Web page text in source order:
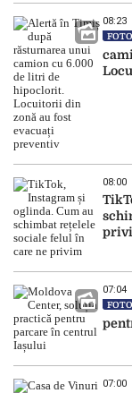
08:23
FOTO
08:00
07:04
FOTO
07:00